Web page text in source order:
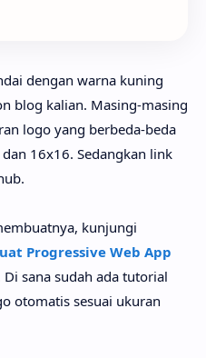
dengan warna kuning
blog kalian. Masing-masing
logo yang berbeda-beda
16x16. Sedangkan link
kunjungi
Progressive Web App
Di sana sudah ada tutorial
otomatis sesuai ukuran